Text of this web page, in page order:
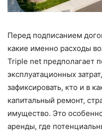
Перед подписанием
какие именно расходы
Triple net предполагает
эксплуатационных
зафиксировать, кто и в
капитальный ремонт,
имущество. Это
аренды, где